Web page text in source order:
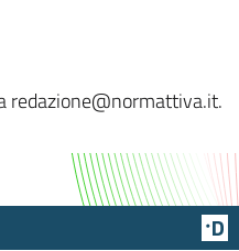
redazione@normattiva.it.